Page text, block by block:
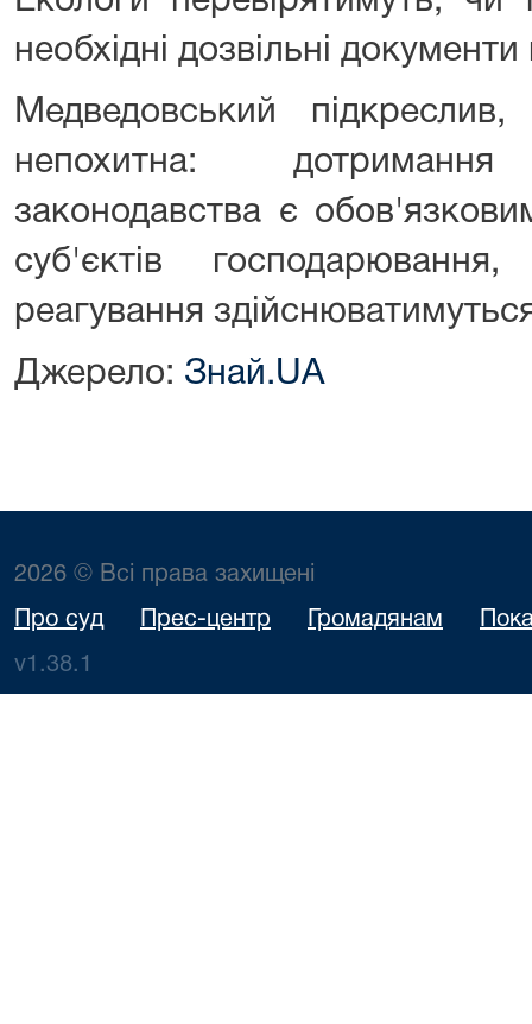
необхідні дозвільні
Медведовський
непохитна: дотримання
законодавства є
суб'єктів
реагування
Джерело: Знай.UA
2026 © Всі права захищені
Про суд Прес-центр Громадянам
v1.38.1